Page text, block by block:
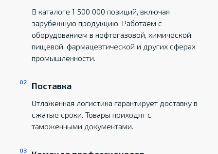
В каталоге 1 500 000 позиций, включая
зарубежную продукцию. Работаем с
оборудованием в нефтегазовой, химической,
пищевой, фармацевтической и других сферах
промышленности.
Поставка
Отлаженная логистика гарантирует доставку в
сжатые сроки. Товары приходят с
таможенными документами.